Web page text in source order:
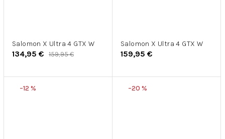
Salomon X Ultra 4 GTX W
134,95 € 159,95 €
Salomon X Ultra 4 GTX W
159,95 €
–12 % –20 %